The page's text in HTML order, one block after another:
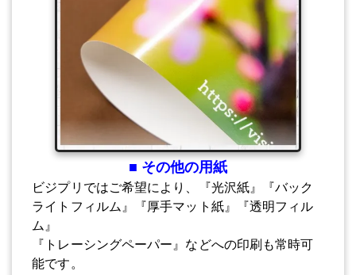
■ その他の用紙
ビジプリではご希望により、『光沢紙』『バック
ライトフィルム』『厚手マット紙』『透明フィル
ム』
『トレーシングペーパー』などへの印刷も常時可
能です。